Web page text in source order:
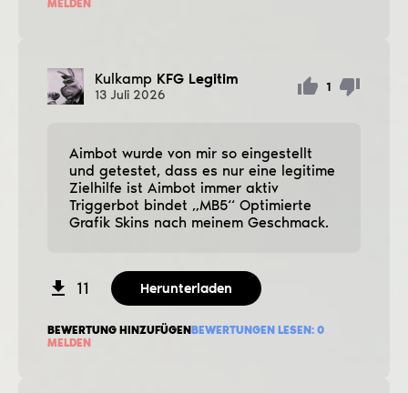
MELDEN
Kulkamp KFG Legitim
13 Juli 2026
1
Aimbot wurde von mir so eingestellt
und getestet, dass es nur eine legitime
Zielhilfe ist Aimbot immer aktiv
Triggerbot bindet „MB5“ Optimierte
Grafik Skins nach meinem Geschmack.
11 Herunterladen
BEWERTUNG HINZUFÜGENBEWERTUNGEN LESEN: 0
MELDEN